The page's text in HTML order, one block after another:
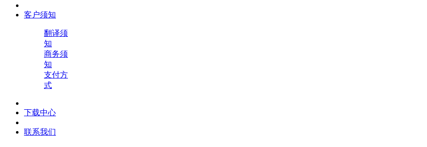
客户须知
翻译须
知
商务须
知
支付方
式
下载中心
联系我们